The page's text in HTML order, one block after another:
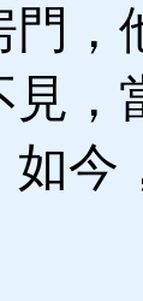
門，
見，
如今